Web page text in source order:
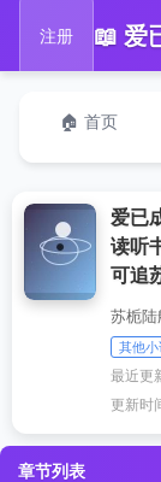
注册
🏠 首页
爱已
读听
可追
苏栀陆
其他小
最近更
更新时
章节列表